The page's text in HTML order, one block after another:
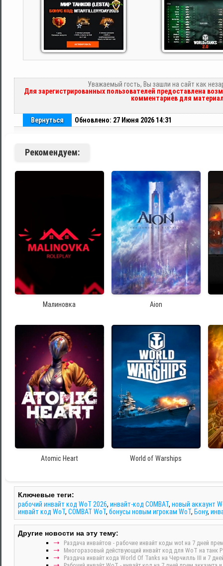
Уважаемый гость, Вы зашли на сайт как
Для зарегистрированных пользователей предоставлена
комментариев для
Вернуться Обновлено: 27 Июня 2026 14:31
Рекомендуем:
Малиновка Aion
Atomic Heart World of Warships
Ключевые теги:
рабочий инвайт код WoT 2026, инвайт-код COMBAT, новый аккаунт
инвайт код WoT, COMBAT WoT, бонусы новым игрокам WoT, Бону,
Другие новости на эту тему:
Раздача инвайтов - рабочие инвайт коды wot на 7 дней
Многоразовый действующий инвайт код для WoT на танк
Раздача инвайт кода World Of Tanks на Черчилль III и 7